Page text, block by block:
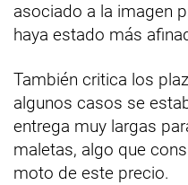
asociado a la imagen
haya estado más
También critica los
algunos casos se
entrega muy largas
maletas, algo que
moto de este precio.